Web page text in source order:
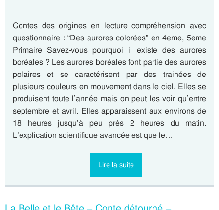
Contes des origines en lecture compréhension avec
questionnaire : “Des aurores colorées” en 4eme, 5eme
Primaire Savez-vous pourquoi il existe des aurores
boréales ? Les aurores boréales font partie des aurores
polaires et se caractérisent par des trainées de
plusieurs couleurs en mouvement dans le ciel. Elles se
produisent toute l’année mais on peut les voir qu’entre
septembre et avril. Elles apparaissent aux environs de
18 heures jusqu’à peu près 2 heures du matin.
L’explication scientifique avancée est que le…
Lire la suite